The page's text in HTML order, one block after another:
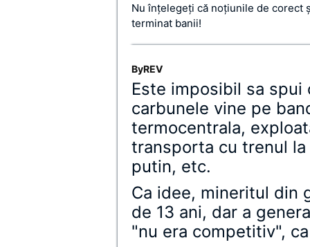
Nu înţelegeţi că noţiunile de corect
terminat banii!
ByREV
Este imposibil sa
carbunele vine pe
termocentrala,
transporta cu trenul
putin, etc.
Ca idee, mineritul din
de 13 ani, dar a
"nu era competitiv",